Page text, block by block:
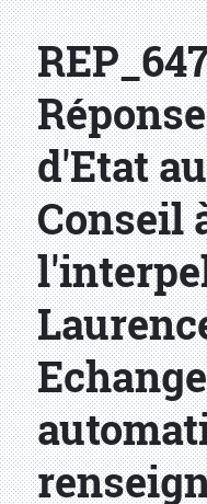
d'Etat
Conseil
Echange